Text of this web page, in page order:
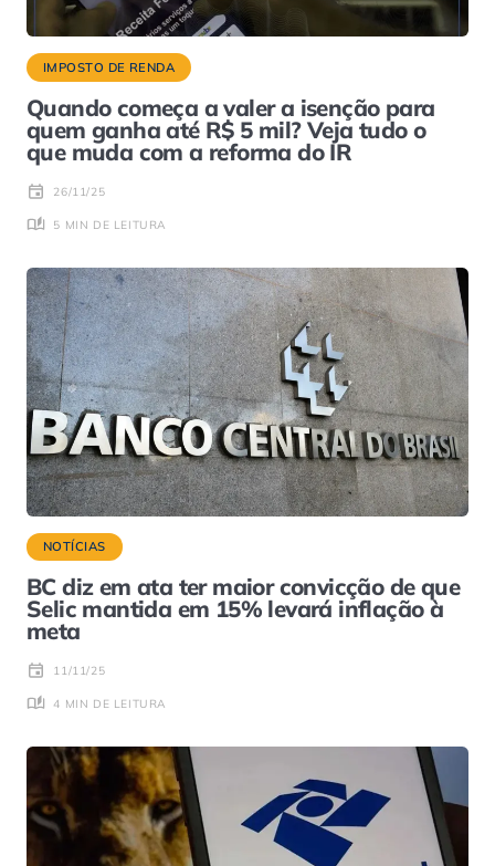
IMPOSTO DE RENDA
Quando começa a valer a isenção para
quem ganha até R$ 5 mil? Veja tudo o
que muda com a reforma do IR
26/11/25
5 MIN DE LEITURA
NOTÍCIAS
BC diz em ata ter maior convicção de que
Selic mantida em 15% levará inflação à
meta
11/11/25
4 MIN DE LEITURA